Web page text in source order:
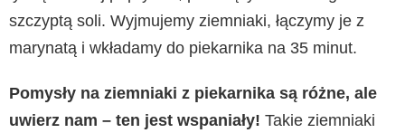
szczyptą soli. Wyjmujemy ziemniaki, łączymy je z
marynatą i wkładamy do piekarnika na 35 minut.
Pomysły na ziemniaki z piekarnika są różne, ale
uwierz nam – ten jest wspaniały! Takie ziemniaki